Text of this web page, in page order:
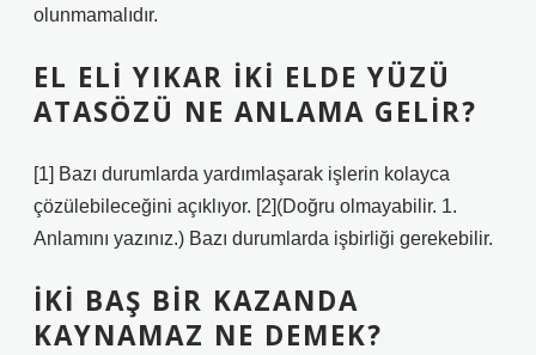
olunmamalıdır.
EL ELI YIKAR IKI ELDE YÜZÜ
ATASÖZÜ NE ANLAMA GELIR?
[1] Bazı durumlarda yardımlaşarak işlerin kolayca
çözülebileceğini açıklıyor. [2](Doğru olmayabilir. 1.
Anlamını yazınız.) Bazı durumlarda işbirliği gerekebilir.
İKI BAŞ BIR KAZANDA
KAYNAMAZ NE DEMEK?